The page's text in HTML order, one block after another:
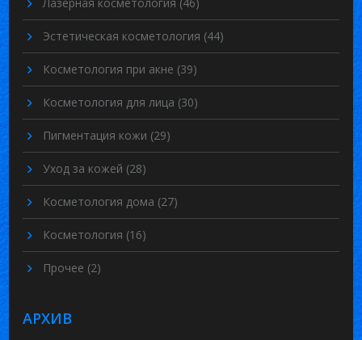
Эстетическая косметология (44)
Косметология при акне (39)
Косметология для лица (30)
Пигментация кожи (29)
Уход за кожей (28)
Косметология дома (27)
Косметология (16)
Прочее (2)
АРХИВ